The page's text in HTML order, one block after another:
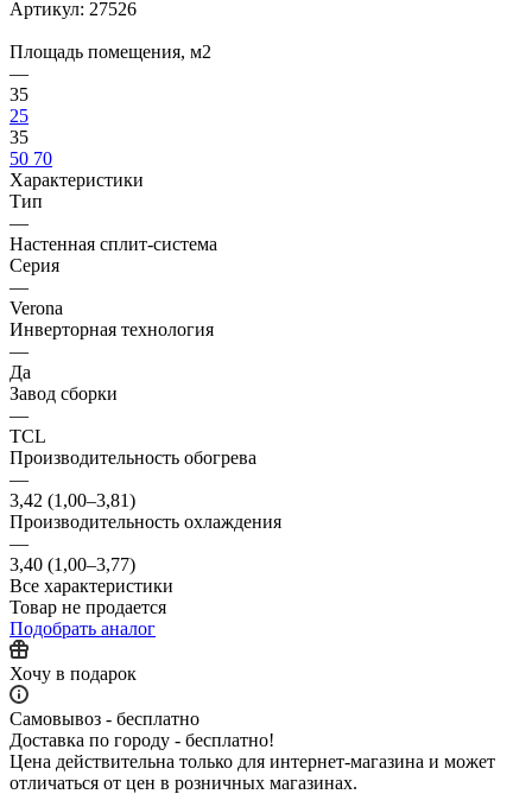
Артикул: 27526
Площадь помещения, м2
—
35
25
35
50 70
Характеристики
Тип
—
Настенная сплит-система
Серия
—
Verona
Инверторная технология
—
Да
Завод сборки
—
TCL
Производительность обогрева
—
3,42 (1,00–3,81)
Производительность охлаждения
—
3,40 (1,00–3,77)
Все характеристики
Товар не продается
Подобрать аналог
Хочу в подарок
Самовывоз - бесплатно
Доставка по городу - бесплатно!
Цена действительна только для интернет-магазина и может
отличаться от цен в розничных магазинах.